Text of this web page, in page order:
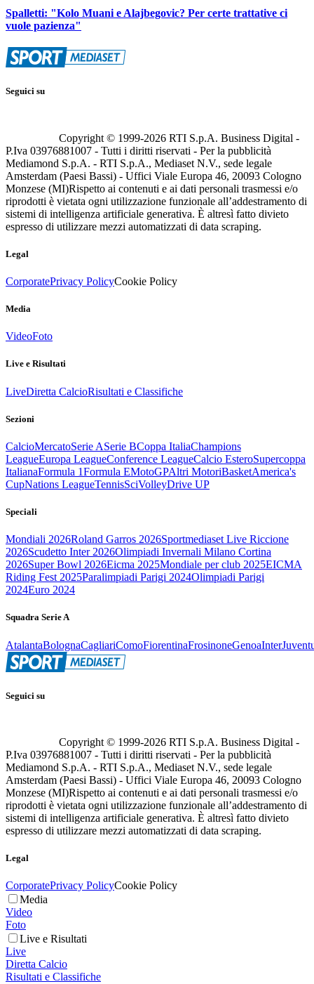
Spalletti: "Kolo Muani e Alajbegovic? Per certe trattative ci
vuole pazienza"
Seguici su
Copyright © 1999-2026 RTI S.p.A. Business Digital -
P.Iva 03976881007 - Tutti i diritti riservati - Per la pubblicità
Mediamond S.p.A. - RTI S.p.A., Mediaset N.V., sede legale
Amsterdam (Paesi Bassi) - Uffici Viale Europa 46, 20093 Cologno
Monzese (MI)Rispetto ai contenuti e ai dati personali trasmessi e/o
riprodotti è vietata ogni utilizzazione funzionale all’addestramento di
sistemi di intelligenza artificiale generativa. È altresì fatto divieto
espresso di utilizzare mezzi automatizzati di data scraping.
Legal
CorporatePrivacy PolicyCookie Policy
Media
VideoFoto
Live e Risultati
LiveDiretta CalcioRisultati e Classifiche
Sezioni
CalcioMercatoSerie ASerie BCoppa ItaliaChampions
LeagueEuropa LeagueConference LeagueCalcio EsteroSupercoppa
ItalianaFormula 1Formula EMotoGPAltri MotoriBasketAmerica's
CupNations LeagueTennisSciVolleyDrive UP
Speciali
Mondiali 2026Roland Garros 2026Sportmediaset Live Riccione
2026Scudetto Inter 2026Olimpiadi Invernali Milano Cortina
2026Super Bowl 2026Eicma 2025Mondiale per club 2025EICMA
Riding Fest 2025Paralimpiadi Parigi 2024Olimpiadi Parigi
2024Euro 2024
Squadra Serie A
AtalantaBolognaCagliariComoFiorentinaFrosinoneGenoaInter
Seguici su
Copyright © 1999-2026 RTI S.p.A. Business Digital -
P.Iva 03976881007 - Tutti i diritti riservati - Per la pubblicità
Mediamond S.p.A. - RTI S.p.A., Mediaset N.V., sede legale
Amsterdam (Paesi Bassi) - Uffici Viale Europa 46, 20093 Cologno
Monzese (MI)Rispetto ai contenuti e ai dati personali trasmessi e/o
riprodotti è vietata ogni utilizzazione funzionale all’addestramento di
sistemi di intelligenza artificiale generativa. È altresì fatto divieto
espresso di utilizzare mezzi automatizzati di data scraping.
Legal
CorporatePrivacy PolicyCookie Policy
Media
Video
Foto
Live e Risultati
Live
Diretta Calcio
Risultati e Classifiche